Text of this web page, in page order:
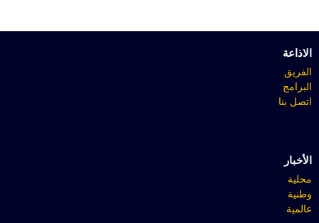
الاذاعة
الفريق
البرامج
اتصل بنا
الأخبار
محلية
وطنية
عالمية